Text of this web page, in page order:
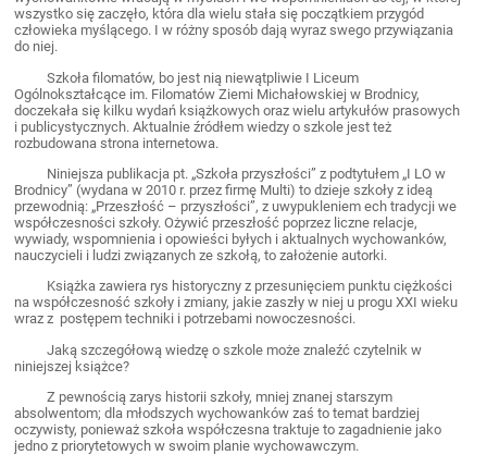
wszystko się zaczęło, która dla wielu stała się początkiem przygód
człowieka myślącego. I w różny sposób dają wyraz swego przywiązania
do niej.
Szkoła filomatów, bo jest nią niewątpliwie I Liceum
Ogólnokształcące im. Filomatów Ziemi Michałowskiej w Brodnicy,
doczekała się kilku wydań książkowych oraz wielu artykułów prasowych
i publicystycznych. Aktualnie źródłem wiedzy o szkole jest też
rozbudowana strona internetowa.
Niniejsza publikacja pt. „Szkoła przyszłości” z podtytułem „I LO w
Brodnicy” (wydana w 2010 r. przez firmę Multi) to dzieje szkoły z ideą
przewodnią: „Przeszłość – przyszłości”, z uwypukleniem ech tradycji we
współczesności szkoły. Ożywić przeszłość poprzez liczne relacje,
wywiady, wspomnienia i opowieści byłych i aktualnych wychowanków,
nauczycieli i ludzi związanych ze szkołą, to założenie autorki.
Książka zawiera rys historyczny z przesunięciem punktu ciężkości
na współczesność szkoły i zmiany, jakie zaszły w niej u progu XXI wieku
wraz z postępem techniki i potrzebami nowoczesności.
Jaką szczegółową wiedzę o szkole może znaleźć czytelnik w
niniejszej książce?
Z pewnością zarys historii szkoły, mniej znanej starszym
absolwentom; dla młodszych wychowanków zaś to temat bardziej
oczywisty, ponieważ szkoła współczesna traktuje to zagadnienie jako
jedno z priorytetowych w swoim planie wychowawczym.